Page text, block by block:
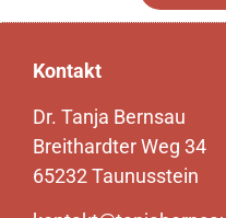
Kontakt
Dr. Tanja Bernsau
Breithardter Weg 34
65232 Taunusstein